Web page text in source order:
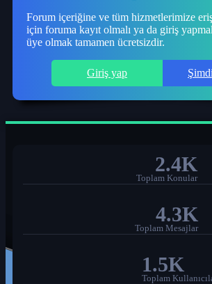
Forum içeriğine ve tüm hizmetlerimize
için foruma kayıt olmalı ya da giriş
üye olmak tamamen ücretsizdir.
Giriş yap
2.4K
Toplam Konular
4.3K
Toplam Mesajlar
1.5K
Toplam